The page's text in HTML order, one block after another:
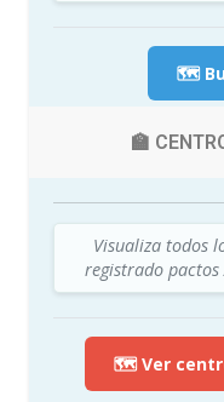
🗺️
🏫
Visualiza todos
registrado
🗺️ Ver